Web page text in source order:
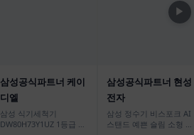
삼성공식파트너 케이
디엘
삼성 식기세척기
DW80H73Y1UZ 1등급 14
삼성공식파트너 현성
전자
삼성 정수기 비스포크 AI
스탠드 예쁜 슬림 소형 일
▶